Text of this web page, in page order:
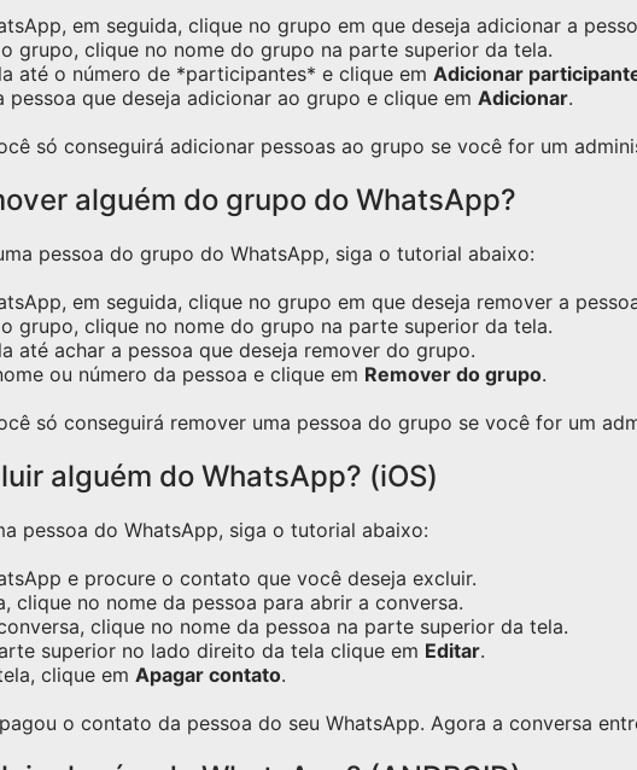
em seguida, clique no grupo em que deseja adicionar a
grupo, clique no nome do grupo na parte superior da tela.
até o número de *participantes* e clique em Adicionar
pessoa que deseja adicionar ao grupo e clique em Adicionar.
só conseguirá adicionar pessoas ao grupo se você for um
alguém do grupo do WhatsApp?
pessoa do grupo do WhatsApp, siga o tutorial abaixo:
em seguida, clique no grupo em que deseja remover a
grupo, clique no nome do grupo na parte superior da tela.
até achar a pessoa que deseja remover do grupo.
ou número da pessoa e clique em Remover do grupo.
só conseguirá remover uma pessoa do grupo se você for um
alguém do WhatsApp? (iOS)
pessoa do WhatsApp, siga o tutorial abaixo:
e procure o contato que você deseja excluir.
clique no nome da pessoa para abrir a conversa.
clique no nome da pessoa na parte superior da tela.
superior no lado direito da tela clique em Editar.
clique em Apagar contato.
o contato da pessoa do seu WhatsApp. Agora a conversa